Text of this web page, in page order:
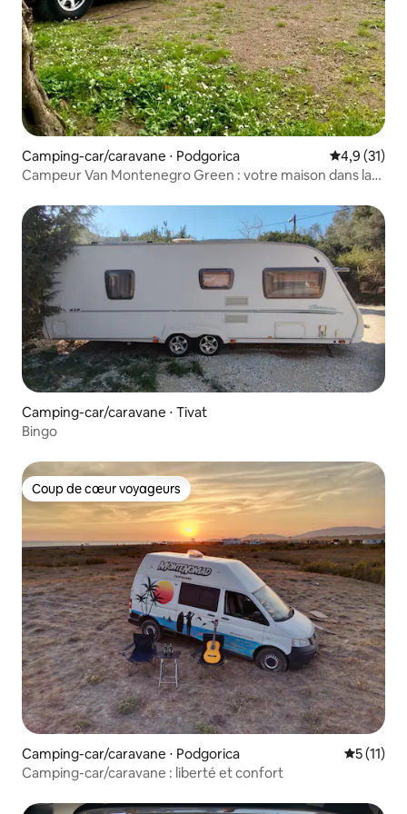
Camping-car/caravane ⋅ Podgorica Évaluation
4,9 (31)
Campeur Van Montenegro Green : votre maison dans la
Camping-car/caravane ⋅ Tivat
Bingo
Coup de cœur voyageurs
Coup de cœur voyageurs
Camping-car/caravane ⋅ Podgorica
5 (11)
Camping-car/caravane : liberté et confort